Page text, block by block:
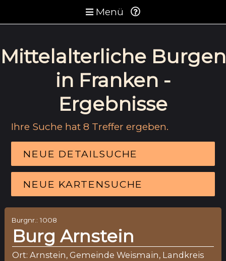
Menü
Mittelalterliche Burgen
in Franken -
Ergebnisse
Ihre Suche hat 8 Treffer ergeben.
NEUE DETAILSUCHE
NEUE KARTENSUCHE
Burgnr.: 1008
Burg Arnstein
Ort: Arnstein, Gemeinde Weismain, Landkreis